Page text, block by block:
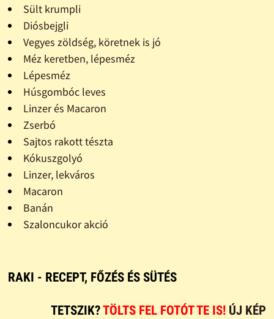
Sült krumpli
Diósbejgli
Vegyes zöldség, köretnek is jó
Méz keretben, lépesméz
Lépesméz
Húsgombóc leves
Linzer és Macaron
Zserbó
Sajtos rakott tészta
Kókuszgolyó
Linzer, lekváros
Macaron
Banán
Szaloncukor akció
RAKI - RECEPT, FŐZÉS ÉS SÜTÉS
TETSZIK?TÖLTS FEL FOTÓT TE IS! ÚJ KÉP